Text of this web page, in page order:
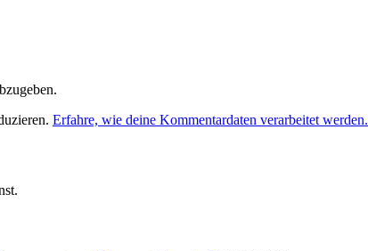
Erfahre, wie deine Kommentardaten verarbeitet werden.